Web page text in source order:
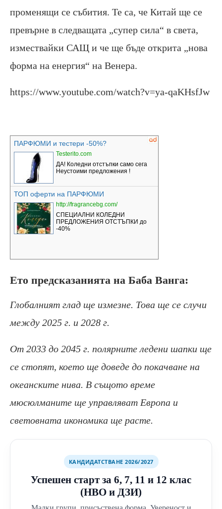
променящи се събития. Те са, че Китай ще се
превърне в следващата „супер сила“ в света,
измествайки САЩ и че ще бъде открита „нова
форма на енергия“ на Венера.
https://www.youtube.com/watch?v=ya-qaKHsfJw
Ето предсказанията на Баба Ванга:
Глобалният глад ще измезне. Това ще се случи
между 2025 г. и 2028 г.
От 2033 до 2045 г. полярните ледени шапки ще
се стопят, което ще доведе до покачване на
океанските нива. В същото време
мюсюлманите ще управляват Европа и
световната икономика ще расте.
КАНДИДАТСТВАНЕ 2026/2027
Успешен старт за 6, 7, 11 и 12 клас
(НВО и ДЗИ)